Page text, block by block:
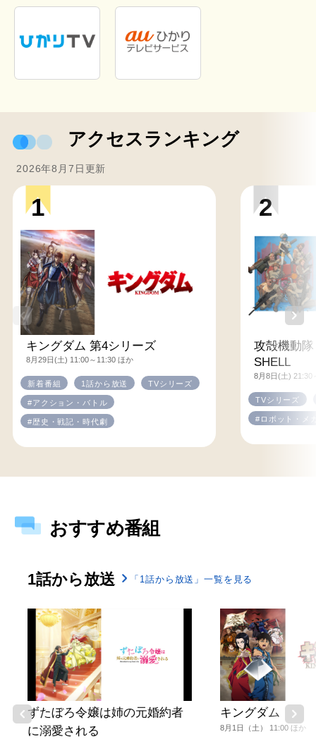
アクセスランキング
2026年8月7日更新
1
キングダム 第4シリーズ
8月29日(土) 11:00～11:30 ほか
新着番組 1話から放送 TVシリーズ
#アクション・バトル
#歴史・戦記・時代劇
2
攻殻機動
SHELL
8月8日(土) 21:30
TVシリーズ
#ロボット・メ
おすすめ番組
1話から放送 「1話から放送」一覧を見る
ずたぼろ令嬢は姉の元婚約者
に溺愛される
キングダム
8月1日（土） 11:00 ほか